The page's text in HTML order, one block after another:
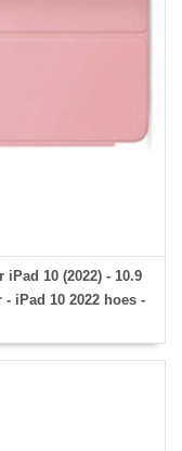
10 (2022) - 10.9
iPad 10 2022 hoes -